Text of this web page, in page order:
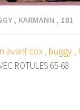
, KARMANN , 181
avant cox , buggy ,
ROTULES 65-68